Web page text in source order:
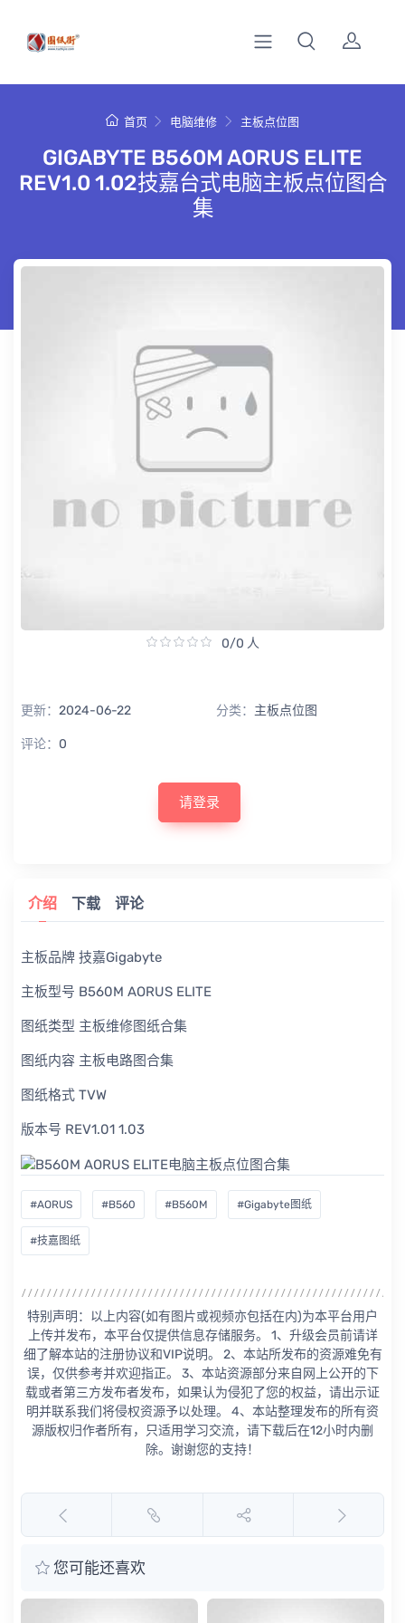
首页 电脑维修 主板点位图
GIGABYTE B560M AORUS ELITE
REV1.0 1.02技嘉台式电脑主板点位图合
集
0/0 人
更新： 2024-06-22 分类： 主板点位图
评论： 0
请登录
介绍 下载 评论
主板品牌 技嘉Gigabyte
主板型号 B560M AORUS ELITE
图纸类型 主板维修图纸合集
图纸内容 主板电路图合集
图纸格式 TVW
版本号 REV1.01 1.03
#AORUS #B560 #B560M #Gigabyte图纸
#技嘉图纸
特别声明：以上内容(如有图片或视频亦包括在内)为本平台用户
上传并发布，本平台仅提供信息存储服务。 1、升级会员前请详
细了解本站的注册协议和VIP说明。 2、本站所发布的资源难免有
误，仅供参考并欢迎指正。 3、本站资源部分来自网上公开的下
载或者第三方发布者发布，如果认为侵犯了您的权益，请出示证
明并联系我们将侵权资源予以处理。 4、本站整理发布的所有资
源版权归作者所有，只适用学习交流，请下载后在12小时内删
除。谢谢您的支持！
您可能还喜欢